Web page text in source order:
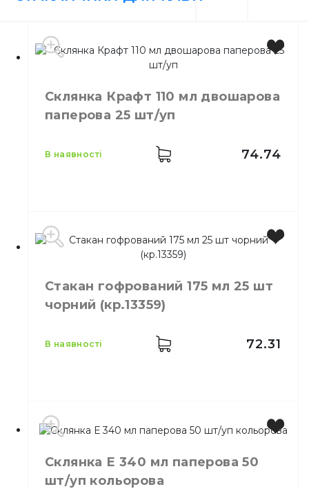
Склянка Крафт 110 мл двошарова
паперова 25 шт/уп
110 мл
Кількість у ящику
20, шт.
Матеріал
Паперовий
в наявності 74.74
Стакан гофрований 175 мл 25 шт
чорний (кр.13359)
Місткість
175 мл
Колір
в наявності 72.31
Склянка Е 340 мл паперова 50
шт/уп кольорова